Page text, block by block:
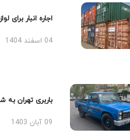
اجاره انبار برای
04 اسفند 1404
باربری تهران به
09 آبان 1403